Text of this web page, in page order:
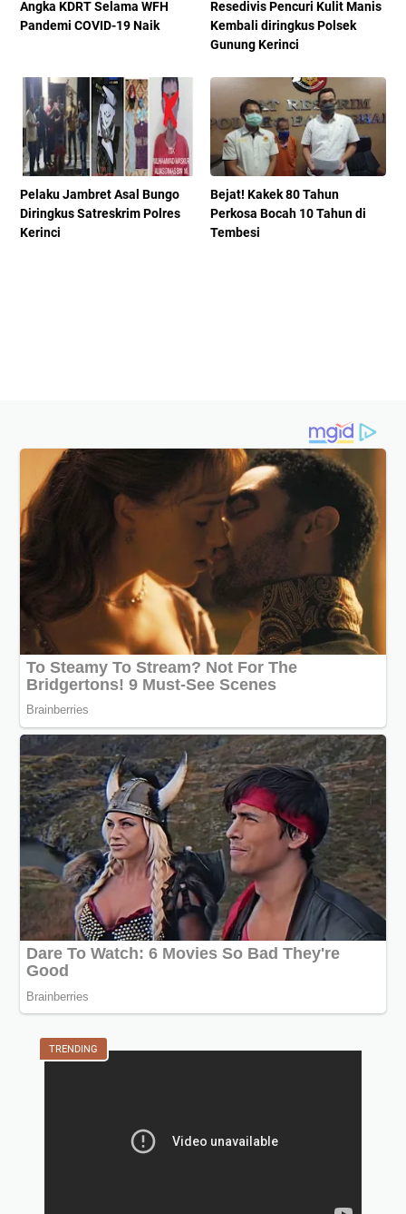
Angka KDRT Selama WFH
Pandemi COVID-19 Naik
Resedivis Pencuri Kulit Manis
Kembali diringkus Polsek
Gunung Kerinci
Pelaku Jambret Asal Bungo
Diringkus Satreskrim Polres
Kerinci
Bejat! Kakek 80 Tahun
Perkosa Bocah 10 Tahun di
Tembesi
TRENDING